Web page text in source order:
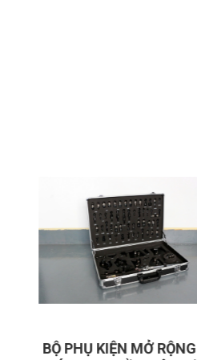
cm
thị trường châu Âu.
BỘ PHỤ KIỆN MỞ RỘNG